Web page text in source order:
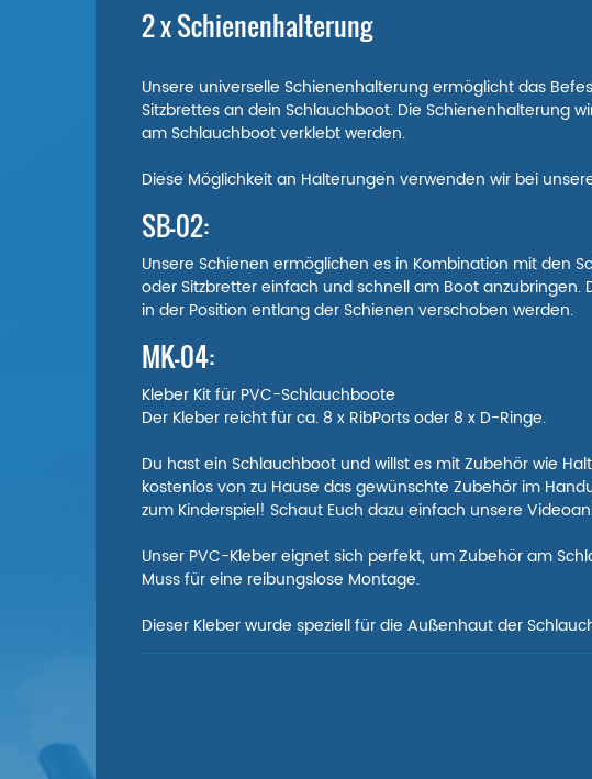
2 x Schienenhalterung
Unsere universelle Schienenhalterung ermöglicht das
Sitzbrettes an dein Schlauchboot. Die Schienenhalterung
am Schlauchboot verklebt werden.
Diese Möglichkeit an Halterungen verwenden wir bei
SB-02:
Unsere Schienen ermöglichen es in Kombination mit den
oder Sitzbretter einfach und schnell am Boot
in der Position entlang der Schienen verschoben werden.
MK-04:
Kleber Kit für PVC-Schlauchboote
Der Kleber reicht für ca. 8 x RibPorts oder 8 x D-Ringe.
Du hast ein Schlauchboot und willst es mit Zubehör wie
kostenlos von zu Hause das gewünschte Zubehör im
zum Kinderspiel! Schaut Euch dazu einfach unsere
Unser PVC-Kleber eignet sich perfekt, um Zubehör am
Muss für eine reibungslose Montage.
Dieser Kleber wurde speziell für die Außenhaut der